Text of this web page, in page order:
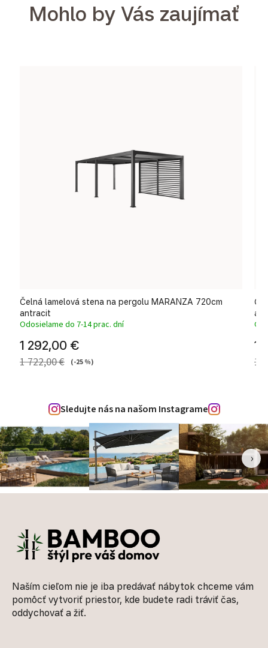
Mohlo by Vás zaujímať
Čelná lamelová stena na pergolu MARANZA 720cm
antracit
Odosielame do 7-14 prac. dní
1 292,00 €
1 722,00 €
(-25 %)
1
1
Sledujte nás na našom Instagrame
‹ ›
Naším cieľom nie je iba predávať nábytok chceme vám
pomôcť vytvoriť priestor, kde budete radi tráviť čas,
oddychovať a žiť.